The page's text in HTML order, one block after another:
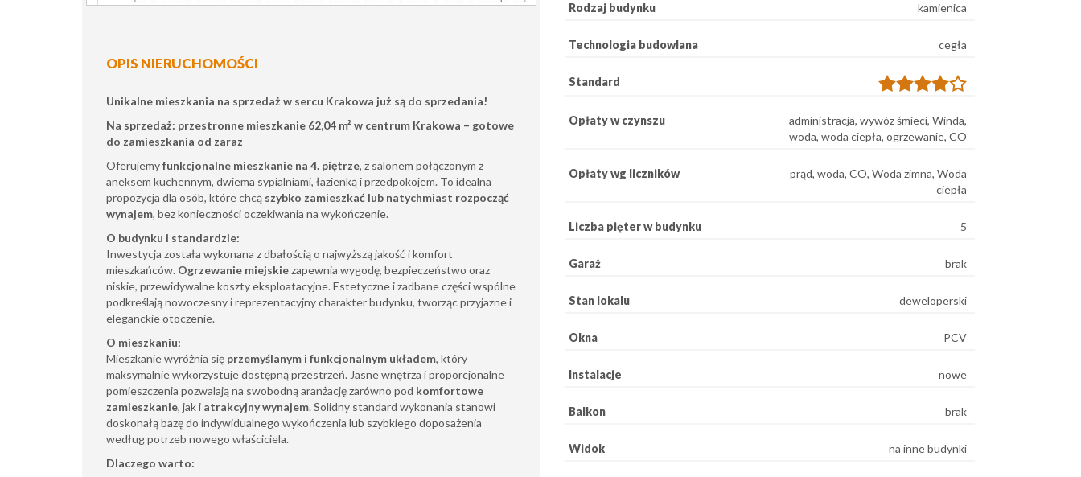
OPIS NIERUCHOMOŚCI
Unikalne mieszkania na sprzedaż w sercu Krakowa już są do sprzedania!
Na sprzedaż: przestronne mieszkanie 62,04 m² w centrum Krakowa – gotowe
do zamieszkania od zaraz
Oferujemyfunkcjonalne mieszkanie na 4. piętrze, z salonem połączonym z
aneksem kuchennym, dwiema sypialniami, łazienką i przedpokojem. To idealna
propozycja dla osób, które chcą szybko zamieszkać lub natychmiast rozpocząć
wynajem, bez konieczności oczekiwania na wykończenie.
O budynku i standardzie:
Inwestycja została wykonana z dbałością o najwyższą jakość i komfort
mieszkańców. Ogrzewanie miejskiezapewnia wygodę, bezpieczeństwo oraz
niskie, przewidywalne koszty eksploatacyjne. Estetyczne i zadbane części wspólne
podkreślają nowoczesny i reprezentacyjny charakter budynku, tworząc przyjazne i
eleganckie otoczenie.
O mieszkaniu:
Mieszkanie wyróżnia się przemyślanym i funkcjonalnym układem, który
maksymalnie wykorzystuje dostępną przestrzeń. Jasne wnętrza i proporcjonalne
pomieszczenia pozwalają na swobodną aranżację zarówno pod komfortowe
zamieszkanie, jak i atrakcyjny wynajem. Solidny standard wykonania stanowi
doskonałą bazę do indywidualnego wykończenia lub szybkiego doposażenia
według potrzeb nowego właściciela.
Dlaczego warto:
Rodzaj budynku kamienica
Technologia budowlana cegła
Standard
Opłaty w czynszu
administracja, wywóz śmieci, Winda,
woda, woda ciepła, ogrzewanie, CO
Opłaty wg liczników
prąd, woda, CO, Woda zimna, Woda
ciepła
Liczba pięter w budynku 5
Garaż brak
Stan lokalu deweloperski
Okna PCV
Instalacje nowe
Balkon brak
Widok na inne budynki